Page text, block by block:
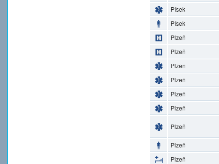
Písek
Písek
Plzeň
Plzeň
Plzeň
Plzeň
Plzeň
Plzeň
Plzeň
Plzeň
Plzeň